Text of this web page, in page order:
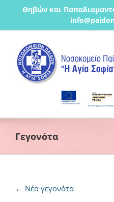
Μετάβαση
περιεχόμενο
Θηβών και
Γεγονότα
← Νέα γεγονότα